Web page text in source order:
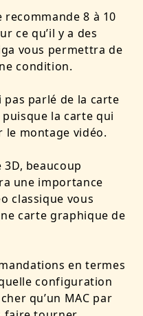
recommande 8 à 10
ce qu’il y a des
vous permettra de
condition.
pas parlé de la carte
la carte qui
montage vidéo.
beaucoup
une importance
classique vous
carte graphique de
en termes
configuration
qu’un MAC par